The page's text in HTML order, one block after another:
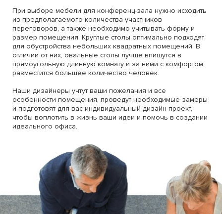
При выборе мебели для конференц-зала нужно исходить
из предполагаемого количества участников
переговоров, а также необходимо учитывать форму и
размер помещения. Круглые столы оптимально подходят
для обустройства небольших квадратных помещений. В
отличии от них, овальные столы лучше впишутся в
прямоугольную длинную комнату и за ними с комфортом
разместится большее количество человек.
Наши дизайнеры учтут ваши пожелания и все
особенности помещения, проведут необходимые замеры
и подготовят для вас индивидуальный дизайн проект,
чтобы воплотить в жизнь ваши идеи и помочь в создании
идеального офиса.